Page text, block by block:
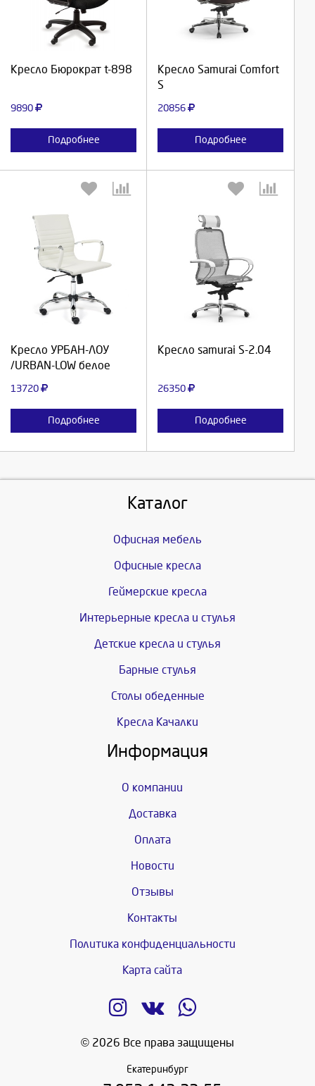
Кресло Бюрократ t-898
9890
Подробнее
Кресло Samurai Comfort
S
20856
Подробнее
Кресло УРБАН-ЛОУ
/URBAN-LOW белое
13720
Подробнее
Выберите количество:
Отмена
Кресло samurai S-2.04
26350
Подробнее
Выберите количество:
Каталог
Офисная мебель
Офисные кресла
Геймерские кресла
Интерьерные кресла и стулья
Детские кресла и стулья
Барные стулья
Столы обеденные
Кресла Качалки
Информация
О компании
Доставка
Оплата
Новости
Отзывы
Контакты
Политика конфиденциальности
Карта сайта
© 2026 Все права защищены
Екатеринбург